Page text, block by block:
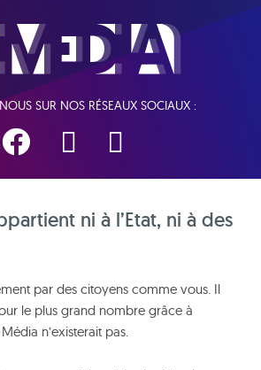
SUR NOS RÉSEAUX SOCIAUX :
ni à l’Etat, ni à des
par des citoyens comme vous. Il
le plus grand nombre grâce à
n’existerait pas.